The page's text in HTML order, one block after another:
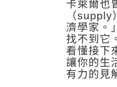
卡萊爾也
（supply
濟學家。
找不到它
看懂接下
讓你的生
有力的見